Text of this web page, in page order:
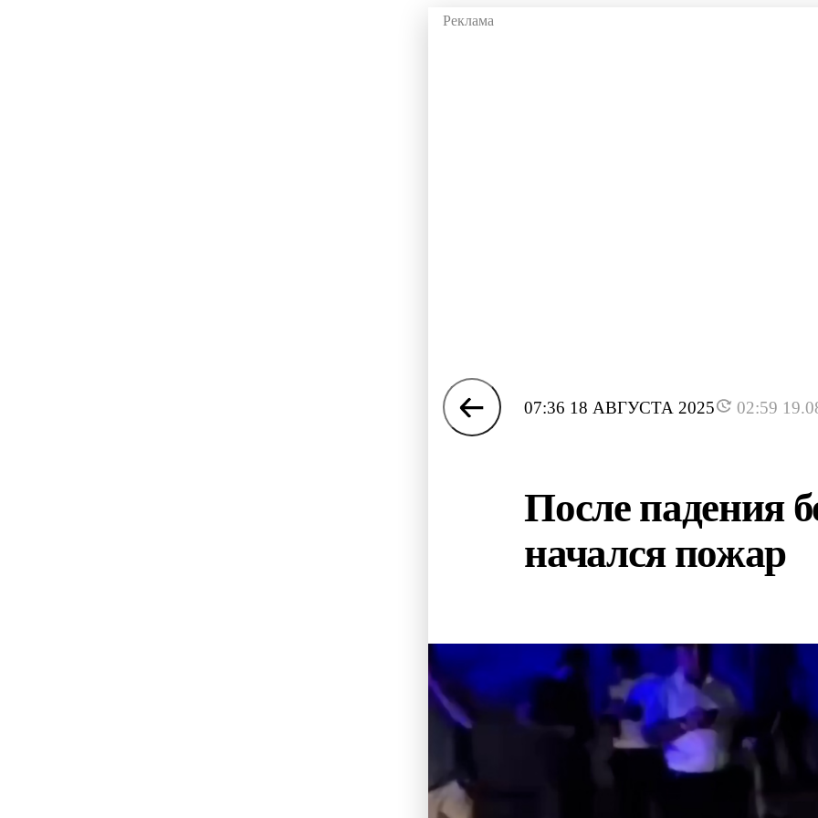
07:36 18 АВГУСТА 2025 02:59
После падения
начался пожар